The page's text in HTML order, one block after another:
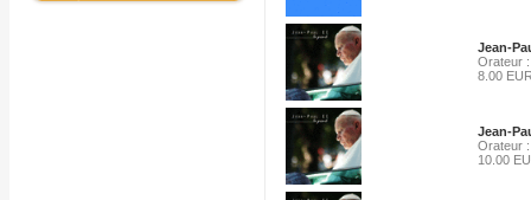
Jean-
Orateur
8.00
Jean-
Orateur
10.00